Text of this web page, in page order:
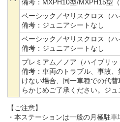
備考： MXPH10型/MXPH15型
ベーシック／ヤリスクロス（ハ
備考： ジュニアシートなし
ベーシック／ヤリスクロス（ハ
備考： ジュニアシートなし
プレミアム／ノア（ハイブリッ
備考： 車両のトラブル、事故
けない場合、同一車種での代
らかじめご了承ください。ジュ
【ご注意】
・本ステーションは一般の月極駐